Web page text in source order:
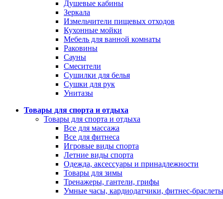
Душевые кабины
Зеркала
Измельчители пищевых отходов
Кухонные мойки
Мебель для ванной комнаты
Раковины
Сауны
Смесители
Сушилки для белья
Сушки для рук
Унитазы
Товары для спорта и отдыха
Товары для спорта и отдыха
Все для массажа
Все для фитнеса
Игровые виды спорта
Летние виды спорта
Одежда, аксессуары и принадлежности
Товары для зимы
Тренажеры, гантели, грифы
Умные часы, кардиодатчики, фитнес-браслеты